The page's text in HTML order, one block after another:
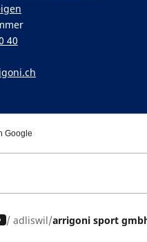
40
Google
/ adliswil arrigoni sport